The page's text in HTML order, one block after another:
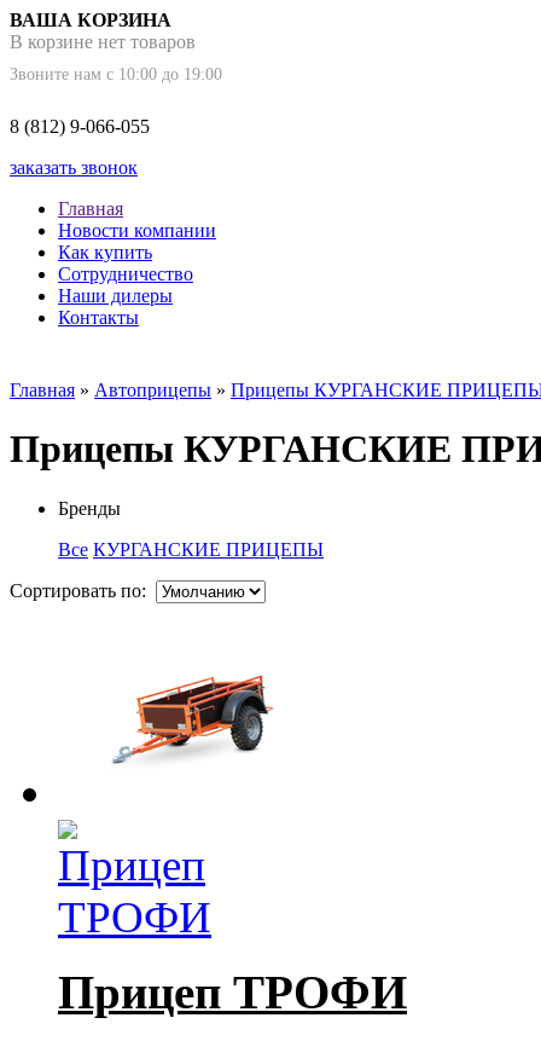
ВАША КОРЗИНА
В корзине нет товаров
Звоните нам с 10:00 до 19:00
8 (812) 9-066-055
заказать звонок
Главная
Новости компании
Как купить
Сотрудничество
Наши дилеры
Контакты
Главная » Автоприцепы » Прицепы КУРГАНСКИЕ
Прицепы КУРГАНСКИЕ
Бренды
Все КУРГАНСКИЕ ПРИЦЕПЫ
Сортировать по:
Прицеп ТРОФИ